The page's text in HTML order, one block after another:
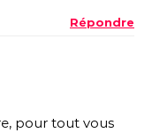
Répondre
pour tout vous